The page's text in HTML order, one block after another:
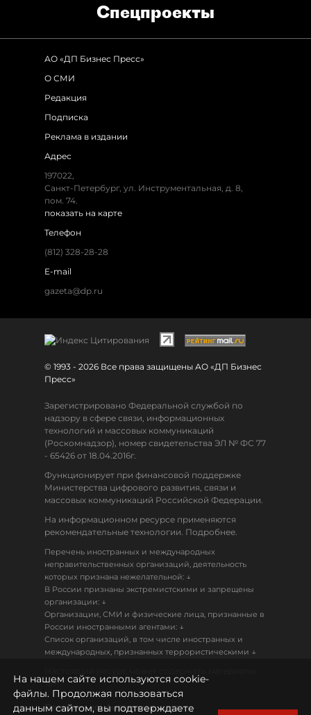
Спец­проекты
АО «ДП Бизнес Пресс»
О СМИ
Редакция
Подписка
Реклама в издании
Адрес
197022,
Санкт-Петербург, ул. Инструментальная, д. 8,
пом. 74.
показать на карте
Телефон
(812) 328-28-28
E-mail
gazeta@dp.ru
© 1993 - 2026 Все права защищены АО «ДП Бизнес
Пресс»
Зарегистрировано Федеральной службой по
надзору в сфере связи, информационных
технологий и массовых коммуникаций
(Роскомнадзор), номер свидетельства ЭЛ № ФС 77
- 65426 от 18.04.2016г.
Функционирует при финансовой поддержке
Министерства цифрового развития, связи и
массовых коммуникаций Российской Федерации.
На информационном ресурсе применяются
рекомендательные технологии. Подробнее.
Перечень иностранных и международных
неправительственных организаций, деятельность
которых признана нежелательной: ↓
В России признаны экстремистскими и запрещены
организации: ↓
Организации, СМИ и физические лица, признанные в
России иностранными агентами: ↓
Список организаций, в том числе иностранных и
международных, признанных террористическими ↓
18+
Политика конфиденциальности
На нашем сайте используются cookie-
файлы. Продолжая пользоваться
данным сайтом, вы подтверждаете